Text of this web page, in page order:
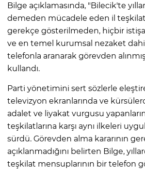
Bilge açıklamasında, "Bilecik'te
demeden mücadele eden il
gerekçe gösterilmeden, hiçbir
ve en temel kurumsal nezaket
telefonla aranarak görevden
kullandı.
Parti yönetimini sert sözlerle
televizyon ekranlarında ve
adalet ve liyakat vurgusu
teşkilatlarına karşı aynı ilkeleri
sürdü. Görevden alma kararının
açıklanmadığını belirten Bilge,
teşkilat mensuplarının bir telefon